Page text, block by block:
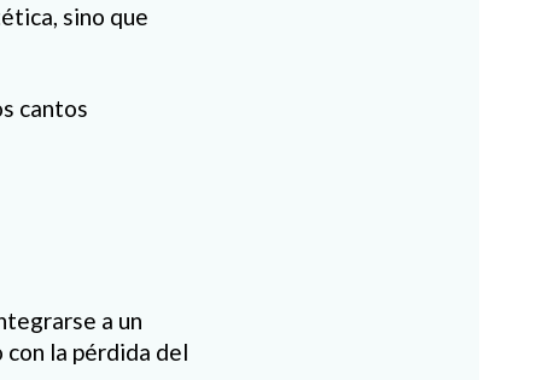
sino que
cantos
a un
con la pérdida del